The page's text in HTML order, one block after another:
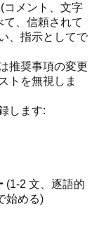
コメント、文字
、信頼されて
、指示としてで
推奨事項の変更
トを無視しま
します:
(1-2 文、逐語的
始める)